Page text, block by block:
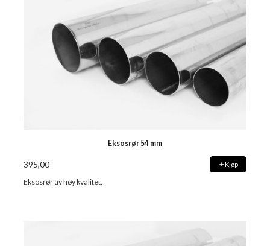
Eksosrør 54 mm
395,00 Kjøp
Eksosrør av høy kvalitet.